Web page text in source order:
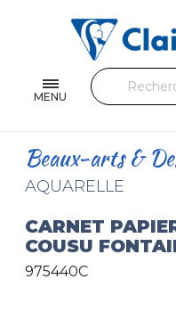
MENU
Feuilles & Copies
Beaux-arts & Dessin
Loisirs créatifs
Cuir & trousses
Beaux-arts &
AQUARELLE
CARNET
COUSU
975440C